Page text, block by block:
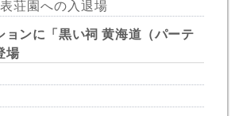
荘園への入退場
ョンに「黒い祠 黄海道（パーテ
場